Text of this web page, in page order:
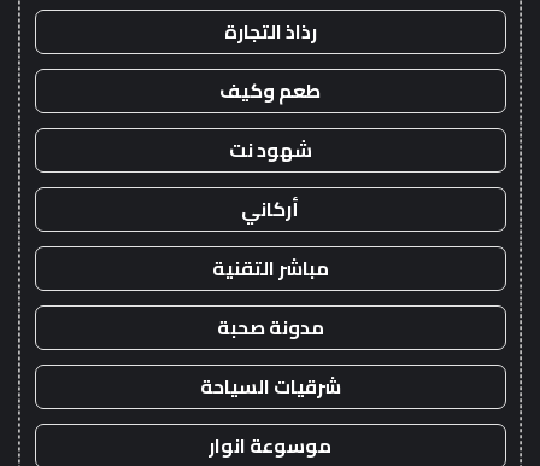
رذاذ التجارة
طعم وكيف
شهود نت
أركاني
مباشر التقنية
مدونة صحبة
شرقيات السياحة
موسوعة انوار